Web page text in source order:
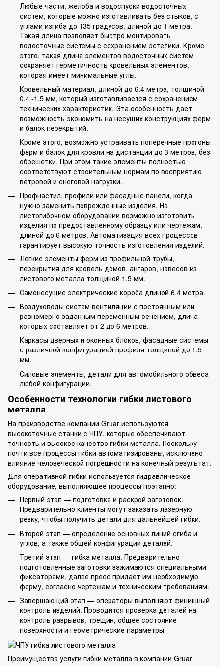
Любые части, желоба и водоспуски водосточных
систем, которые можно изготавливать без стыков, с
углами изгиба до 135 градусов, длиной до 1 метра.
Такая длина позволяет быстро монтировать
водосточные системы с сохранением эстетики. Кроме
этого, такая длина элементов водосточных систем
сохраняет герметичность кровельных элементов,
которая имеет минимальные углы.
Кровельный материал, длиной до 6.4 метра, толщиной
0,4 -1,5 мм, который изготавливается с сохранением
технических характеристик. Эта особенность дает
возможность экономить на несущих конструкциях ферм
и балок перекрытий.
Кроме этого, возможно устраивать поперечные прогоны
ферм и балок для кровли на дистанции до 3 метров, без
обрешетки. При этом такие элементы полностью
соответствуют строительным нормам по восприятию
ветровой и снеговой нагрузки.
Профнастил, профили или фасадные панели, когда
нужно заменить поврежденные изделия. На
листогибочном оборудовании возможно изготовить
изделия по предоставленному образцу или чертежам,
длиной до 6 метров. Автоматизация всех процессов
гарантирует высокую точность изготовления изделий.
Легкие элементы ферм из профильной трубы,
перекрытия для кровель домов, ангаров, навесов из
листового металла толщиной 1.5 мм.
Самонесущие электрические короба длиной 6.4 метра.
Воздуховоды систем вентиляции с постоянным или
равномерно заданным переменным сечением, длина
которых составляет от 2 до 6 метров.
Каркасы дверных и оконных блоков, фасадные системы
с различной конфигурацией профиля толщиной до 1.5
мм.
Силовые элементы, детали для автомобильного обвеса
любой конфигурации.
Особенности технологии гибки листового
металла
На производстве компании Gruar используются
высокоточные станки с ЧПУ, которые обеспечивают
точность и высокое качество гибки металла. Поскольку
почти все процессы гибки автоматизированы, исключено
влияние человеческой погрешности на конечный результат.
Для оперативной гибки используется гидравлическое
оборудование, выполняющее процессы поэтапно:
Первый этап — подготовка и раскрой заготовок.
Предварительно клиенты могут заказать лазерную
резку, чтобы получить детали для дальнейшей гибки.
Второй этап — определение основных линий сгиба и
углов, а также общей конфигурации деталей.
Третий этап — гибка металла. Предварительно
подготовленные заготовки зажимаются специальными
фиксаторами, далее пресс придает им необходимую
форму, согласно чертежам и техническим требованиям.
Завершающий этап — операторы выполняют финишный
контроль изделий. Проводится проверка деталей на
контроль разрывов, трещин, общее состояние
поверхности и геометрические параметры.
Преимущества услуги гибки металла в компании Gruar: